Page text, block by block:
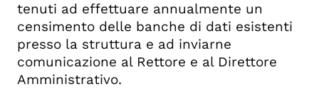
tenuti ad effettuare annualmente un
censimento delle banche di dati esistenti
presso la struttura e ad inviarne
comunicazione al Rettore e al Direttore
Amministrativo.